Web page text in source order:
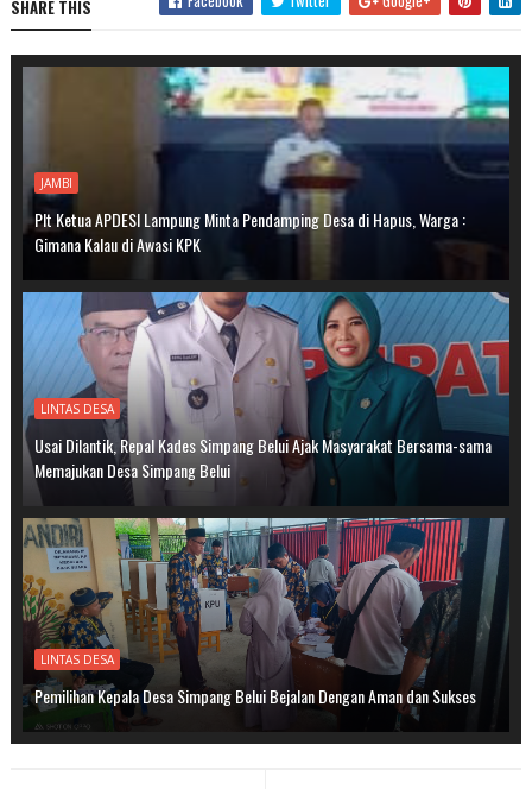
SHARE THIS
JAMBI
Plt Ketua APDESI Lampung Minta Pendamping Desa di Hapus, Warga :
Gimana Kalau di Awasi KPK
LINTAS DESA
Usai Dilantik, Repal Kades Simpang Belui Ajak Masyarakat Bersama-sama
Memajukan Desa Simpang Belui
LINTAS DESA
Pemilihan Kepala Desa Simpang Belui Bejalan Dengan Aman dan Sukses